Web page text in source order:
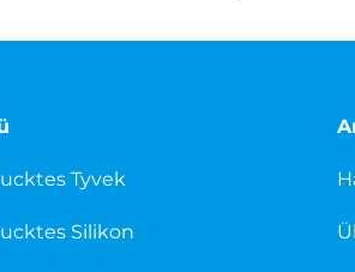
Tyvek
Silikon